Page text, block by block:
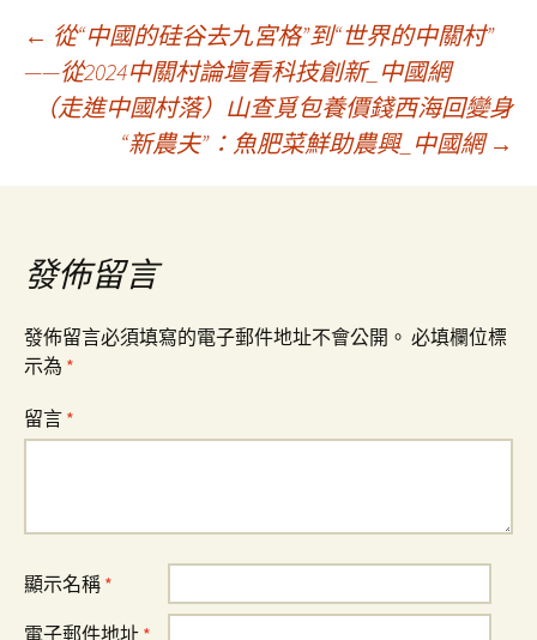
文
章
導
覽
← 從“中國的硅谷去九宮格”到“世界的中關村”
——從2024中關村論壇看科技創新_中國網
（走進中國村落）山查覓包養價錢西海回變身
“新農夫”：魚肥菜鮮助農興_中國網 →
發佈留言
發佈留言必須填寫的電子郵件地址不會公開。 必填欄位標
示為 *
留言 *
顯示名稱 *
電子郵件地址 *